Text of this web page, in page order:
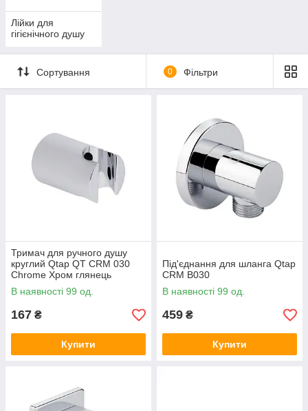
Лійки для
гігієнічного душу
Сортування 0 Фільтри
Тримач для ручного душу
круглий Qtap QT CRM 030
Chrome Хром глянець
В наявності 99 од.
167 ₴
Купити
Під'єднання для шланга Qtap
CRM B030
В наявності 99 од.
459 ₴
Купити